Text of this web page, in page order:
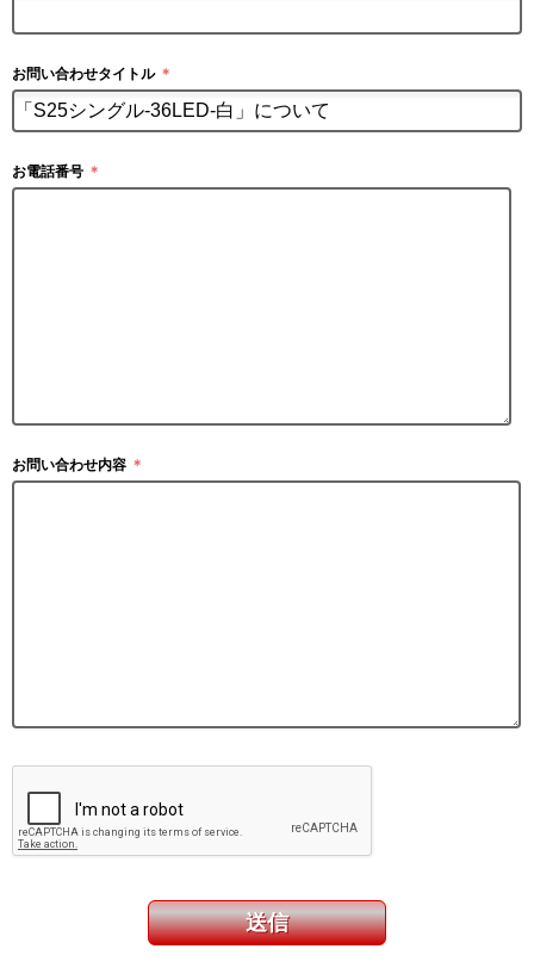
お問い合わせタイトル ＊
お電話番号 ＊
お問い合わせ内容 ＊